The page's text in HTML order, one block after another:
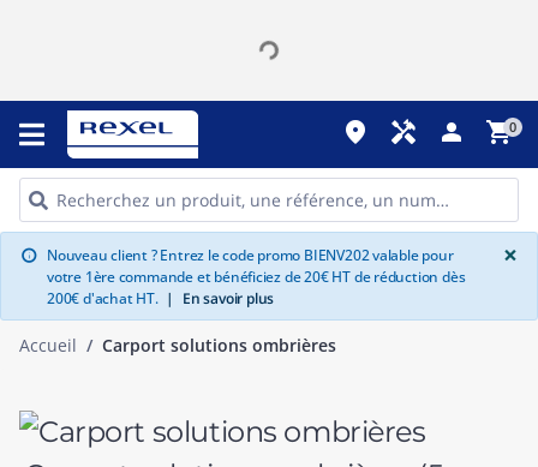
place handyman person shopping_cart0
info Nouveau client ? Entrez le code promo BIENV202 valable pour
votre 1ère commande et bénéficiez de 20€ HT de réduction dès
200€ d'achat HT. | En savoir plus
×
Accueil Carport solutions ombrières